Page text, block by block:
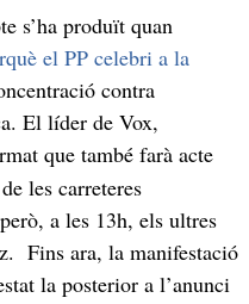
s’ha produït quan
el PP celebri a la
contra
El líder de Vox,
que també farà acte
les carreteres
a les 13h, els ultres
Fins ara, la manifestació
la posterior a l’anunci